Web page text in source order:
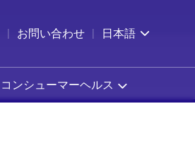
お問い合わせ 日本語
コンシューマーヘルス